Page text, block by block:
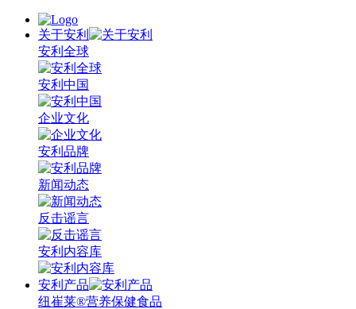
关于安利
安利全球
安利中国
企业文化
安利品牌
新闻动态
反击谣言
安利内容库
安利产品
纽崔莱®营养保健食品